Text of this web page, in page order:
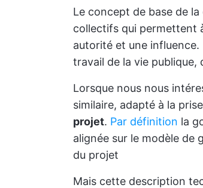
Le concept de base de
collectifs qui permettent
autorité et une
travail de la vie publique,
Lorsque nous nous
similaire, adapté à la
projet. Par définition la
alignée sur le modèle de
du projet
Mais cette description